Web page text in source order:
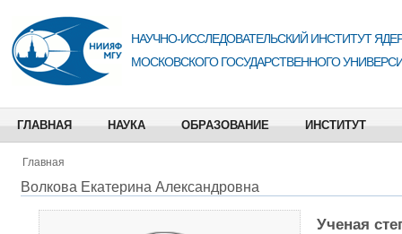
НАУЧНО-ИССЛЕДОВАТЕЛЬСКИЙ ИНСТИТУТ
МОСКОВСКОГО ГОСУДАРСТВЕННОГО
ГЛАВНАЯ НАУКА ОБРАЗОВАНИЕ ИНСТИТУТ
Главная
Волкова Екатерина Александровна
Ученая